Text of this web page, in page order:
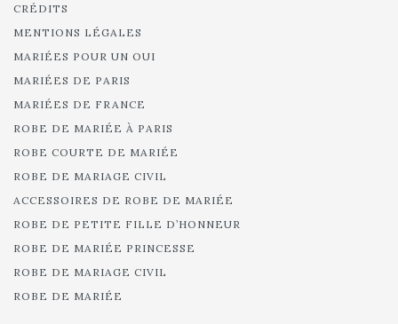
CRÉDITS
MENTIONS LÉGALES
MARIÉES POUR UN OUI
MARIÉES DE PARIS
MARIÉES DE FRANCE
ROBE DE MARIÉE À PARIS
ROBE COURTE DE MARIÉE
ROBE DE MARIAGE CIVIL
ACCESSOIRES DE ROBE DE MARIÉE
ROBE DE PETITE FILLE D’HONNEUR
ROBE DE MARIÉE PRINCESSE
ROBE DE MARIAGE CIVIL
ROBE DE MARIÉE